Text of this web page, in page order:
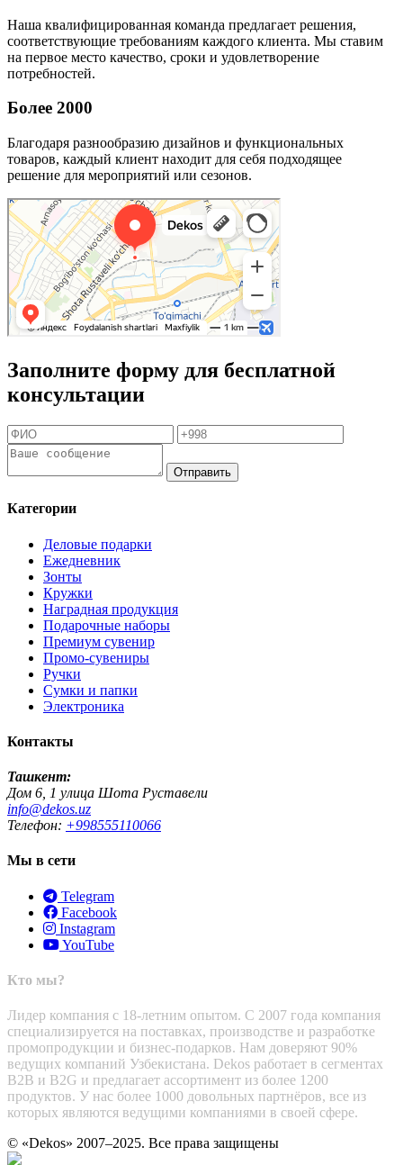
Наша квалифицированная команда предлагает решения,
соответствующие требованиям каждого клиента. Мы ставим
на первое место качество, сроки и удовлетворение
потребностей.
Более 2000
Благодаря разнообразию дизайнов и функциональных
товаров, каждый клиент находит для себя подходящее
решение для мероприятий или сезонов.
Заполните форму для бесплатной
консультации
Отправить
Категории
Деловые подарки
Ежедневник
Зонты
Кружки
Наградная продукция
Подарочные наборы
Премиум сувенир
Промо-сувениры
Ручки
Сумки и папки
Электроника
Контакты
Ташкент:
Дом 6, 1 улица Шота Руставели
info@dekos.uz
Телефон: +998555110066
Мы в сети
Telegram
Facebook
Instagram
YouTube
Кто мы?
Лидер компания с 18-летним опытом. С 2007 года компания
специализируется на поставках, производстве и разработке
промопродукции и бизнес-подарков. Нам доверяют 90%
ведущих компаний Узбекистана. Dekos работает в сегментах
B2B и B2G и предлагает ассортимент из более 1200
продуктов. У нас более 1000 довольных партнёров, все из
которых являются ведущими компаниями в своей сфере.
© «Dekos» 2007–2025. Все права защищены